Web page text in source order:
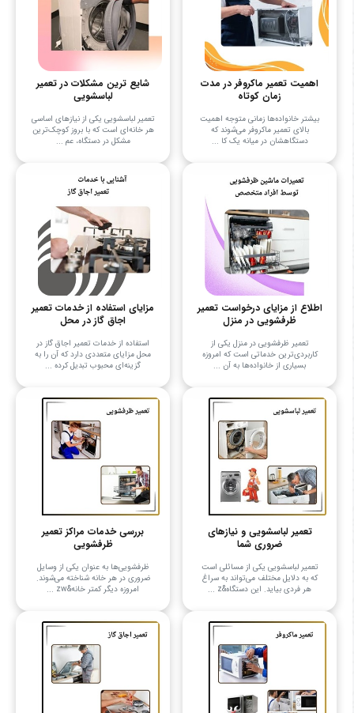
اهمیت تعمیر ماکروفر در مدت
زمان کوتاه
بیشتر خانواده‌ها زمانی متوجه اهمیت
بالای تعمیر ماکروفر می‌شوند که
دستگاهشان در میانه یک کا ...
شایع ترین مشکلات در تعمیر
لباسشویی
تعمیر لباسشویی یکی از نیازهای اساسی
هر خانه‌ای است که با بروز کوچک‌ترین
مشکل در دستگاه، عم ...
اطلاع از مزایای درخواست تعمیر
ظرفشویی در منزل
تعمیر ظرفشویی در منزل یکی از
کاربردی‌ترین خدماتی است که امروزه
بسیاری از خانواده‌ها به آن ...
مزایای استفاده از خدمات تعمیر
اجاق گاز در محل
استفاده از خدمات تعمیر اجاق گاز در
محل مزایای متعددی دارد که آن را به
گزینه‌ای محبوب تبدیل کرده ...
تعمیر لباسشویی و نیازهای
ضروری شما
تعمیر لباسشویی یکی از مسائلی است
که به دلایل مختلف می‌تواند به سراغ
هر فردی بیاید. این دستگاه&z ...
بررسی خدمات مراکز تعمیر
ظرفشویی
ظرفشویی‌ها به عنوان یکی از وسایل
ضروری در هر خانه شناخته می‌شوند.
امروزه دیگر کمتر خانه&zw ...